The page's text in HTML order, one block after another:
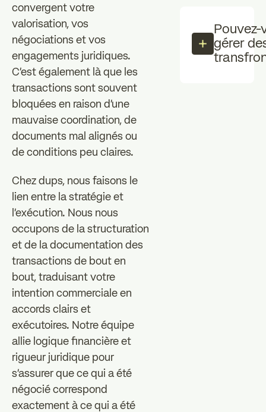
convergent votre
valorisation, vos
négociations et vos
engagements juridiques.
C'est également là que les
transactions sont souvent
bloquées en raison d'une
mauvaise coordination, de
documents mal alignés ou
de conditions peu claires.
Chez dups, nous faisons le
lien entre la stratégie et
l'exécution. Nous nous
occupons de la structuration
et de la documentation des
transactions de bout en
bout, traduisant votre
intention commerciale en
accords clairs et
exécutoires. Notre équipe
allie logique financière et
rigueur juridique pour
s'assurer que ce qui a été
négocié correspond
exactement à ce qui a été
Pouvez-
gérer